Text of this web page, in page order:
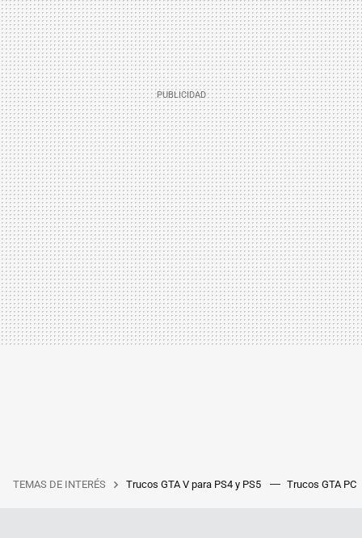
TEMAS DE INTERÉS Trucos GTA V para PS4 y PS5 Trucos GTA PC